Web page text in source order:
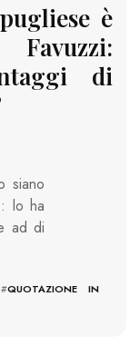
è
di
siano
lo ha
ad di
#QUOTAZIONE IN